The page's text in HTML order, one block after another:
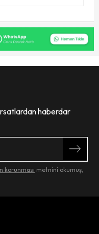
haberdar
korunması metnini okumuş,